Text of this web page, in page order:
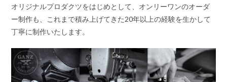
オリジナルプロダクツをはじめとして、オンリーワンのオーダ
ー制作も、これまで積み上げてきた20年以上の経験を生かして
丁寧に制作いたします。